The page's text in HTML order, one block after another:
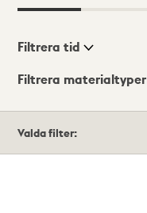
Visningsläge
Filtrera tid
Filtrera materialtyper
träffar
Valda filter: